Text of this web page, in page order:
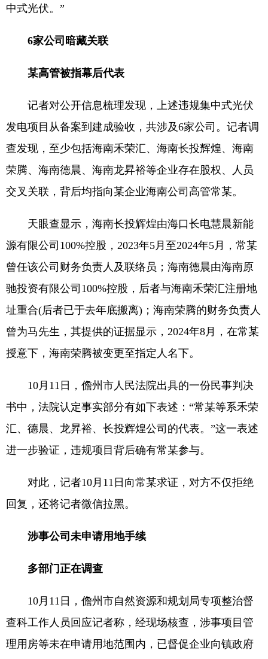
中式光伏。”
6家公司暗藏关联
某高管被指幕后代表
记者对公开信息梳理发现，上述违规集中式光伏
发电项目从备案到建成验收，共涉及6家公司。记者调
查发现，至少包括海南禾荣汇、海南长投辉煌、海南
荣腾、海南德晨、海南龙昇裕等企业存在股权、人员
交叉关联，背后均指向某企业海南公司高管常某。
天眼查显示，海南长投辉煌由海口长电慧晨新能
源有限公司100%控股，2023年5月至2024年5月，常某
曾任该公司财务负责人及联络员；海南德晨由海南原
驰投资有限公司100%控股，后者与海南禾荣汇注册地
址重合(后者已于去年底搬离)；海南荣腾的财务负责人
曾为马先生，其提供的证据显示，2024年8月，在常某
授意下，海南荣腾被变更至指定人名下。
10月11日，儋州市人民法院出具的一份民事判决
书中，法院认定事实部分有如下表述：“常某等系禾荣
汇、德晨、龙昇裕、长投辉煌公司的代表。”这一表述
进一步验证，违规项目背后确有常某参与。
对此，记者10月11日向常某求证，对方不仅拒绝
回复，还将记者微信拉黑。
涉事公司未申请用地手续
多部门正在调查
10月11日，儋州市自然资源和规划局专项整治督
查科工作人员回应记者称，经现场核查，涉事项目管
理用房等未在申请用地范围内，已督促企业向镇政府